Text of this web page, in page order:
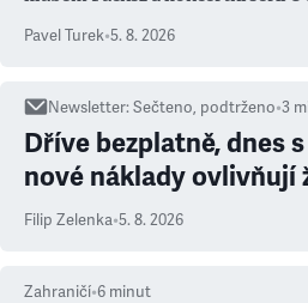
ale atmosféra
Pavel Turek•5. 8. 2026
Newsletter:Sečteno, podtrženo•3
Dříve bezplatně, dnes
nové náklady ovlivňují
Filip Zelenka•5. 8. 2026
Zahraničí•6 minut